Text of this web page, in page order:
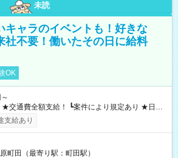
未読
キャラのイベントも！好きな
不要！働いたその日に給料
OK
あり） ┗働いたその日に現金GET♪ お仕事後はコ
払い分を引き落とせます！ 【試用期間】試
支給あり
町田（最寄り駅：町田駅）